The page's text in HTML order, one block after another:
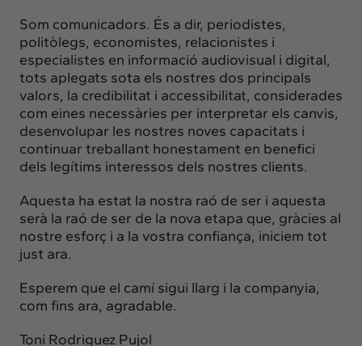
Som comunicadors. És a dir, periodistes,
politòlegs, economistes, relacionistes i
especialistes en informació audiovisual i digital,
tots aplegats sota els nostres dos principals
valors, la credibilitat i accessibilitat, considerades
com eines necessàries per interpretar els canvis,
desenvolupar les nostres noves capacitats i
continuar treballant honestament en benefici
dels legítims interessos dels nostres clients.
Aquesta ha estat la nostra raó de ser i aquesta
serà la raó de ser de la nova etapa que, gràcies al
nostre esforç i a la vostra confiança, iniciem tot
just ara.
Esperem que el camí sigui llarg i la companyia,
com fins ara, agradable.
Toni Rodriguez Pujol